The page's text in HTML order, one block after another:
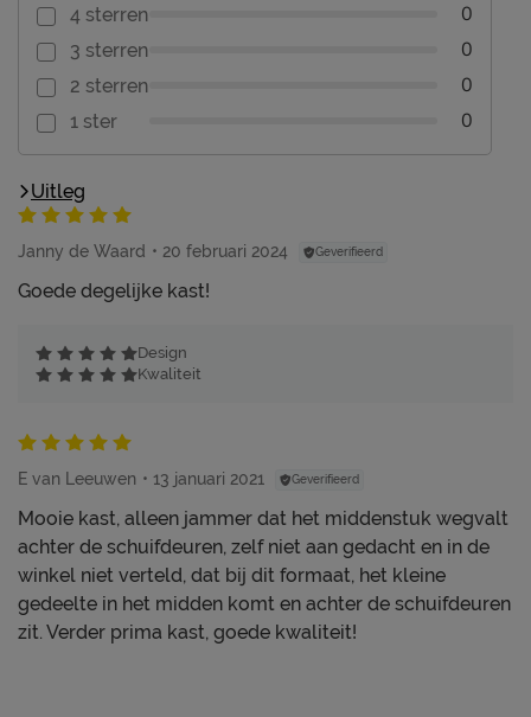
4 sterren 0
3 sterren 0
2 sterren 0
1 ster 0
Uitleg
Janny de Waard 20 februari 2024 Geverifieerd
Goede degelijke kast!
Design
Kwaliteit
E van Leeuwen 13 januari 2021 Geverifieerd
Mooie kast, alleen jammer dat het middenstuk wegvalt
achter de schuifdeuren, zelf niet aan gedacht en in de
winkel niet verteld, dat bij dit formaat, het kleine
gedeelte in het midden komt en achter de schuifdeuren
zit. Verder prima kast, goede kwaliteit!